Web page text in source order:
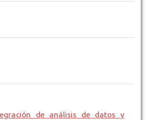
de análisis de datos y